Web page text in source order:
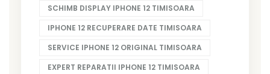
SCHIMB DISPLAY IPHONE 12 TIMISOARA
IPHONE 12 RECUPERARE DATE TIMISOARA
SERVICE IPHONE 12 ORIGINAL TIMISOARA
EXPERT REPARATII IPHONE 12 TIMISOARA